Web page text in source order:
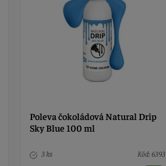
Poleva čokoládová Natural Drip
Sky Blue 100 ml
3 ks Kód: 6393